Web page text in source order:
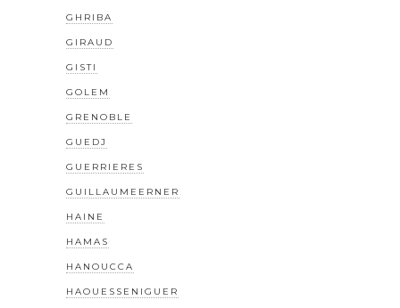
GHRIBA
GIRAUD
GISTI
GOLEM
GRENOBLE
GUEDJ
GUERRIERES
GUILLAUMEERNER
HAINE
HAMAS
HANOUCCA
HAOUESSENIGUER